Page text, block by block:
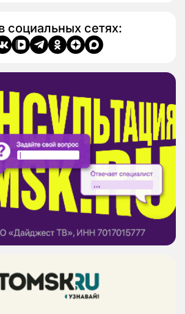
социальных сетях: